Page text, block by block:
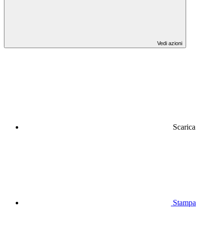
Vedi azioni
Scarica
Stampa